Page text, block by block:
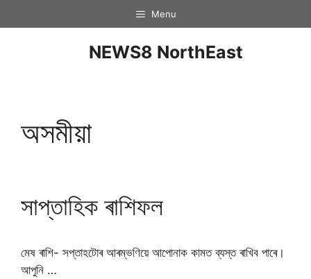
Menu
NEWS8 NorthEast
অসমীয়া
সাপ্তাহিক ৰাশিফল
মেষ ৰাশি- সপ্তাহটোৰ আৰম্ভণিয়ে আপোনাক কামত ব্যস্ত ৰাখিব পাৰে।
আপুনি …